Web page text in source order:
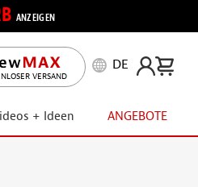
ANZEIGEN
VERSAND
DE
+ Ideen ANGEBOTE